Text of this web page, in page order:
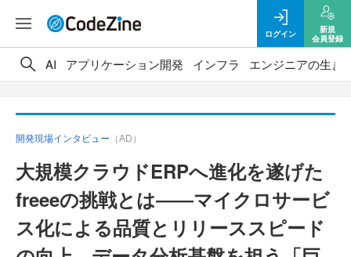
ログイン
新規
会員登録
AI アプリケーション開発 インフラ エンジニアの生き
開発現場インタビュー （AD）
大規模クラウドERPへ進化を遂げた
freeeの挑戦とは――マイクロサービ
ス化による品質とリリーススピード